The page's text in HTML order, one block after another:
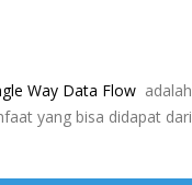
Way Data Flow adalah
yang bisa didapat dari